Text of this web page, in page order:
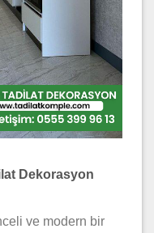
Dekorasyon
ve modern bir